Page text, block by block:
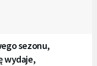
sezonu,
wydaje,